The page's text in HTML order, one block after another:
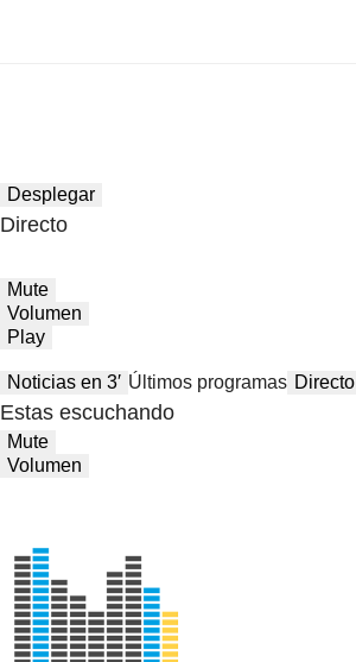
Desplegar
Directo
Mute
Volumen
Play
Noticias en 3′ Últimos programas Directo
Estas escuchando
Mute
Volumen